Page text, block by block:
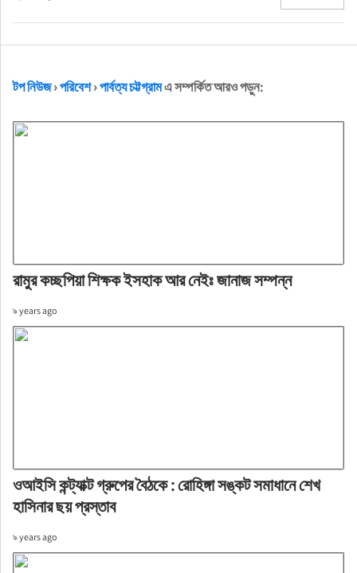
টপ নিউজ›পরিবেশ›পার্বত্য চট্টগ্রামএ সম্পর্কিত আরও পড়ুন:
রামুর কচ্ছপিয়া শিক্ষক ইসহাক আর নেইঃ জানাজ সম্পন্ন
৯ years ago
ওআইসি কন্ট্যাক্ট গ্রুপের বৈঠকে : রোহিঙ্গা সঙ্কট সমাধানে শেখ
হাসিনার ছয় প্রস্তাব
৯ years ago